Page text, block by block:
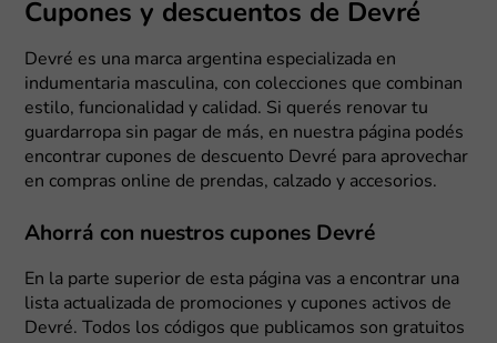
Cupones y descuentos de Devré
Devré es una marca argentina especializada en
indumentaria masculina, con colecciones que combinan
estilo, funcionalidad y calidad. Si querés renovar tu
guardarropa sin pagar de más, en nuestra página podés
encontrar cupones de descuento Devré para aprovechar
en compras online de prendas, calzado y accesorios.
Ahorrá con nuestros cupones Devré
En la parte superior de esta página vas a encontrar una
lista actualizada de promociones y cupones activos de
Devré. Todos los códigos que publicamos son gratuitos